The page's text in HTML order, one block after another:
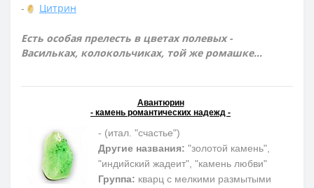
-
Цитрин
Есть особая прелесть в цветах полевых -
Васильках, колокольчиках, той же ромашке...
Авантюрин
- камень романтических надежд -
- (итал. "счастье")
Другие названия: "золотой камень",
"индийский жадеит", "камень любви"
Группа: кварц с мелкими размытыми